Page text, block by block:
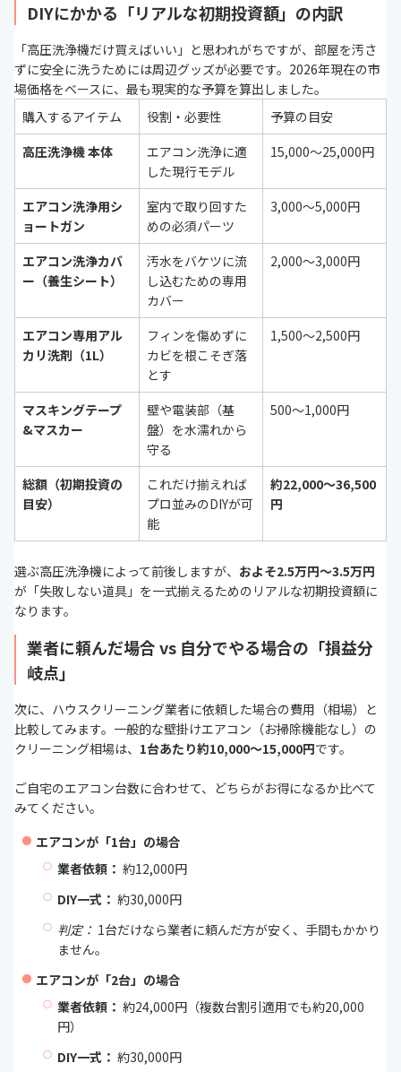
DIYにかかる「リアルな初期投資額」の内訳
「高圧洗浄機だけ買えばいい」と思われがちですが、部屋を汚さ
ずに安全に洗うためには周辺グッズが必要です。2026年現在の市
場価格をベースに、最も現実的な予算を算出しました。
購入するアイテム
役割・必要性
予算の目安
高圧洗浄機 本体
エアコン洗浄に適
した現行モデル
15,000〜25,000円
エアコン洗浄用シ
ョートガン
室内で取り回すた
めの必須パーツ
3,000〜5,000円
エアコン洗浄カバ
ー（養生シート）
汚水をバケツに流
し込むための専用
カバー
2,000〜3,000円
エアコン専用アル
カリ洗剤（1L）
フィンを傷めずに
カビを根こそぎ落
とす
1,500〜2,500円
マスキングテープ
&マスカー
壁や電装部（基
盤）を水濡れから
守る
500〜1,000円
総額（初期投資の
目安）
これだけ揃えれば
プロ並みのDIYが可
能
約22,000〜36,500
円
選ぶ高圧洗浄機によって前後しますが、 およそ2.5万円〜3.5万円
が「失敗しない道具」を一式揃えるためのリアルな初期投資額に
なります。
業者に頼んだ場合 vs 自分でやる場合の「損益分
岐点」
次に、ハウスクリーニング業者に依頼した場合の費用（相場）と
比較してみます。一般的な壁掛けエアコン（お掃除機能なし）の
クリーニング相場は、 1台あたり約10,000〜15,000円です。
ご自宅のエアコン台数に合わせて、どちらがお得になるか比べて
みてください。
エアコンが「1台」の場合
業者依頼： 約12,000円
DIY一式： 約30,000円
判定： 1台だけなら業者に頼んだ方が安く、手間もかかり
ません。
エアコンが「2台」の場合
業者依頼： 約24,000円（複数台割引適用でも約20,000
円）
DIY一式： 約30,000円